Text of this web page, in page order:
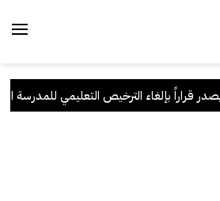
قراراً بإلغاء الترخيص التعليمي للمدرسة